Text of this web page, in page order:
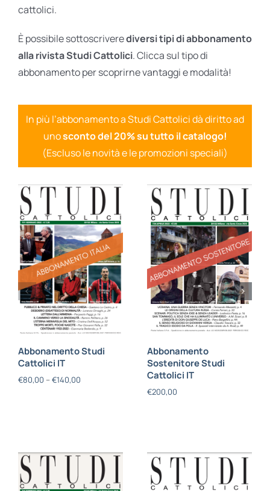
cattolici.
È possibile sottoscriverediversi tipi di abbonamento
alla rivista Studi Cattolici. Clicca sul tipo di
abbonamento per scoprirne vantaggi e modalità!
In più l’abbonamento a Studi Cattolici dà diritto ad
unosconto del 20% su tutto il catalogo!
(Escluso le novità e le promozioni speciali)
Abbonamento Studi
Cattolici IT
€80,00 – €140,00
Abbonamento
Sostenitore Studi
Cattolici IT
€200,00